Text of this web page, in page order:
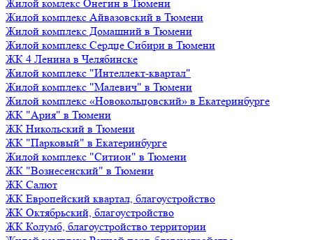
Жилой комлекс Онегин в Тюмени
Жилой комплекс Айвазовский в Тюмени
Жилой комплекс Домашний в Тюмени
Жилой комплекс Сердце Сибири в Тюмени
ЖК 4 Ленина в Челябинске
Жилой комплекс "Интеллект-квартал"
Жилой комплекс "Малевич" в Тюмени
Жилой комплекс «Новокольцовский» в Екатеринбурге
ЖК "Ария" в Тюмени
ЖК Никольский в Тюмени
ЖК "Парковый" в Екатеринбурге
Жилой комплекс "Ситион" в Тюмени
ЖК "Вознесенский" в Тюмени
ЖК Салют
ЖК Европейский квартал, благоустройство
ЖК Октябрьский, благоустройство
ЖК Колумб, благоустройство территории